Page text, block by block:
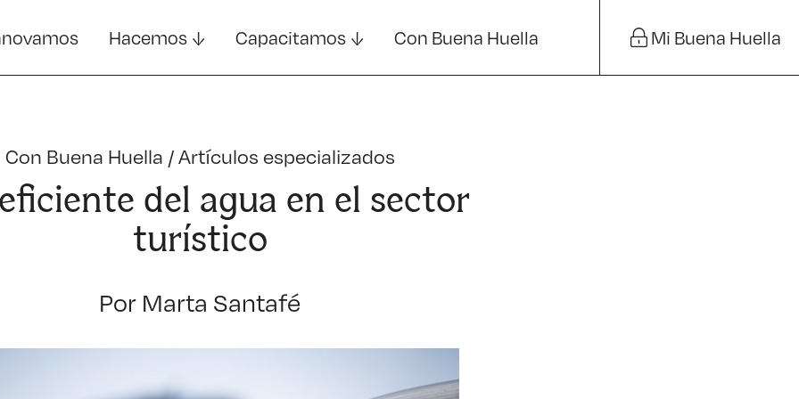
Hacemos Capacitamos Con Buena Huella Mi Buena Huella
Con Buena Huella /Artículos especializados
del agua en el sector
turístico
Por Marta Santafé